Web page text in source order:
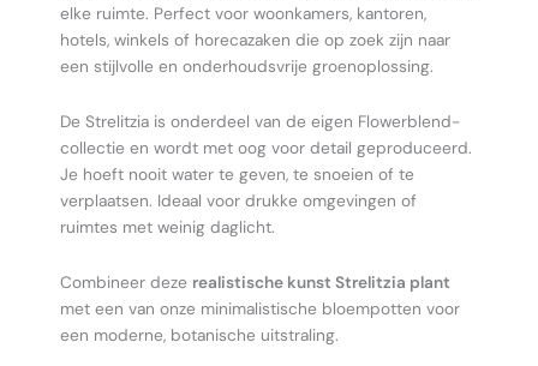
elke ruimte. Perfect voor woonkamers, kantoren,
hotels, winkels of horecazaken die op zoek zijn naar
een stijlvolle en onderhoudsvrije groenoplossing.
De Strelitzia is onderdeel van de eigen Flowerblend-
collectie en wordt met oog voor detail geproduceerd.
Je hoeft nooit water te geven, te snoeien of te
verplaatsen. Ideaal voor drukke omgevingen of
ruimtes met weinig daglicht.
Combineer deze realistische kunst Strelitzia plant
met een van onze minimalistische bloempotten voor
een moderne, botanische uitstraling.